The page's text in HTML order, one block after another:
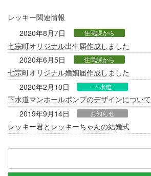
レッキー関連情報
2020年8月7日
住民課から
七宗町オリジナル出生届作成しました
2020年6月5日
住民課から
七宗町オリジナル婚姻届作成しました
2020年2月10日
下水道
下水道マンホールポンプのデザインについて
2019年9月14日
お知らせ
レッキー君とレッキーちゃんの結婚式
検